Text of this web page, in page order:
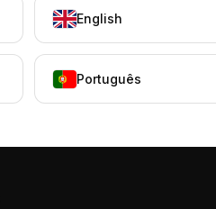
English
Português